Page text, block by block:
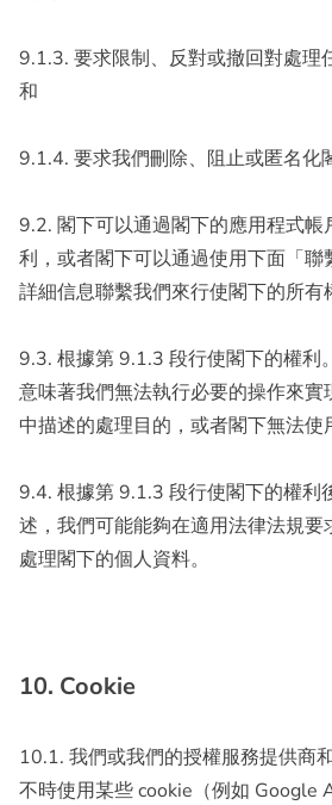
9.1.3. 要求限制、反對或撤回對處理
和
9.1.4. 要求我們刪除、阻止或匿名化
9.2. 閣下可以通過閣下的應用程式帳
利，或者閣下可以通過使用下面「聯
詳細信息聯繫我們來行使閣下的所有
9.3. 根據第 9.1.3 段行使閣下的權利
意味著我們無法執行必要的操作來
中描述的處理目的，或者閣下無法使
9.4. 根據第 9.1.3 段行使閣下的權利
述，我們可能能夠在適用法律法規
處理閣下的個人資料。
10. Cookie
10.1. 我們或我們的授權服務提供商
不時使用某些 cookie（例如 Google